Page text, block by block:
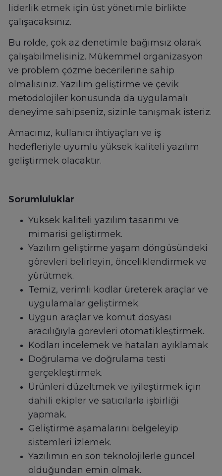
liderlik etmek için üst yönetimle birlikte
çalışacaksınız.
Bu rolde, çok az denetimle bağımsız olarak
çalışabilmelisiniz. Mükemmel organizasyon
ve problem çözme becerilerine sahip
olmalısınız. Yazılım geliştirme ve çevik
metodolojiler konusunda da uygulamalı
deneyime sahipseniz, sizinle tanışmak isteriz.
Amacınız, kullanıcı ihtiyaçları ve iş
hedefleriyle uyumlu yüksek kaliteli yazılım
geliştirmek olacaktır.
Sorumluluklar
Yüksek kaliteli yazılım tasarımı ve
mimarisi geliştirmek.
Yazılım geliştirme yaşam döngüsündeki
görevleri belirleyin, önceliklendirmek ve
yürütmek.
Temiz, verimli kodlar üreterek araçlar ve
uygulamalar geliştirmek.
Uygun araçlar ve komut dosyası
aracılığıyla görevleri otomatikleştirmek.
Kodları incelemek ve hataları ayıklamak
Doğrulama ve doğrulama testi
gerçekleştirmek.
Ürünleri düzeltmek ve iyileştirmek için
dahili ekipler ve satıcılarla işbirliği
yapmak.
Geliştirme aşamalarını belgeleyip
sistemleri izlemek.
Yazılımın en son teknolojilerle güncel
olduğundan emin olmak.